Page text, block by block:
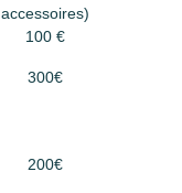
accessoires)
100 €
300€
200€